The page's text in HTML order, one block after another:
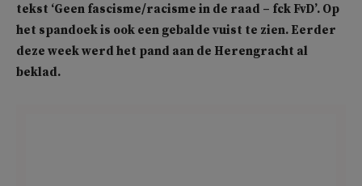
tekst ‘Geen fascisme/racisme in de raad – fck FvD’. Op
het spandoek is ook een gebalde vuist te zien. Eerder
deze week werd het pand aan de Herengracht al
beklad.